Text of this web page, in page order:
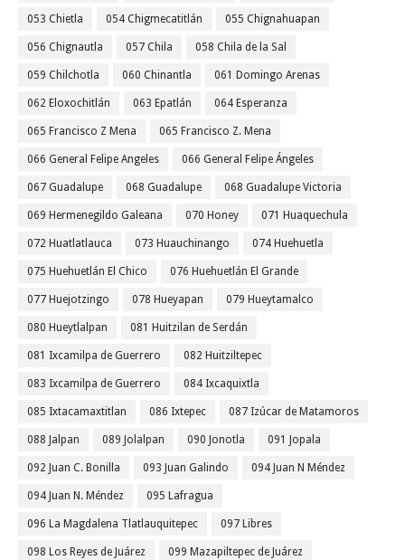
053 Chietla 054 Chigmecatitlán 055 Chignahuapan
056 Chignautla 057 Chila 058 Chila de la Sal
059 Chilchotla 060 Chinantla 061 Domingo Arenas
062 Eloxochitlán 063 Epatlán 064 Esperanza
065 Francisco Z Mena 065 Francisco Z. Mena
066 General Felipe Angeles 066 General Felipe Ángeles
067 Guadalupe 068 Guadalupe 068 Guadalupe Victoria
069 Hermenegildo Galeana 070 Honey 071 Huaquechula
072 Huatlatlauca 073 Huauchinango 074 Huehuetla
075 Huehuetlán El Chico 076 Huehuetlán El Grande
077 Huejotzingo 078 Hueyapan 079 Hueytamalco
080 Hueytlalpan 081 Huitzilan de Serdán
081 Ixcamilpa de Guerrero 082 Huitziltepec
083 Ixcamilpa de Guerrero 084 Ixcaquixtla
085 Ixtacamaxtitlan 086 Ixtepec 087 Izúcar de Matamoros
088 Jalpan 089 Jolalpan 090 Jonotla 091 Jopala
092 Juan C. Bonilla 093 Juan Galindo 094 Juan N Méndez
094 Juan N. Méndez 095 Lafragua
096 La Magdalena Tlatlauquitepec 097 Libres
098 Los Reyes de Juárez 099 Mazapiltepec de Juárez